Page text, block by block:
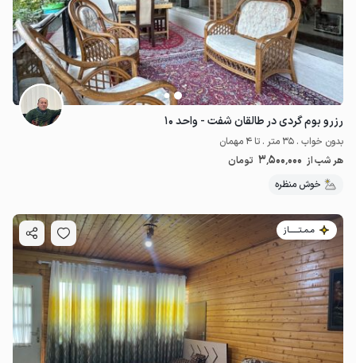
رزرو بوم گردی در طالقان شفت - واحد ۱۰
بدون خواب . 35 متر . تا 4 مهمان
هر شب از 3٬500٬000 تومان
خوش منظره
مـمـتــــــاز